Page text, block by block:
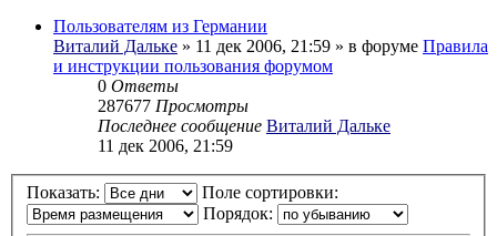
Пользователям из Германии
Виталий Дальке » 11 дек 2006, 21:59 » в форуме Правила
и инструкции пользования форумом
0 Ответы
287677 Просмотры
Последнее сообщение Виталий Дальке
11 дек 2006, 21:59
Показать:
Поле сортировки:
Порядок: